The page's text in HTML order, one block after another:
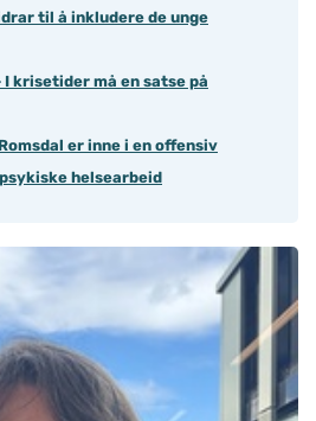
til å inkludere de unge
I krisetider må en satse på
er inne i en offensiv
helsearbeid